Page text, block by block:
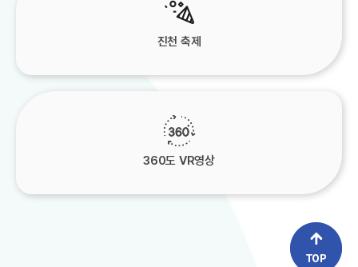
진천 축제
360도 VR영상